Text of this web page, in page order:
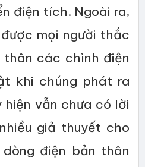
điện tích. Ngoài ra,
mọi người thắc
các chình điện
khi chúng phát ra
hiện vẫn chưa có lời
giả thuyết cho
điện bản thân